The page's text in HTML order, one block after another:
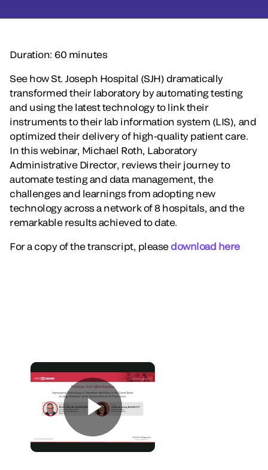
Duration: 60 minutes
See how St. Joseph Hospital (SJH) dramatically
transformed their laboratory by automating testing
and using the latest technology to link their
instruments to their lab information system (LIS), and
optimized their delivery of high-quality patient care.
In this webinar, Michael Roth, Laboratory
Administrative Director, reviews their journey to
automate testing and data management, the
challenges and learnings from adopting new
technology across a network of 8 hospitals, and the
remarkable results achieved to date.
For a copy of the transcript, please download here